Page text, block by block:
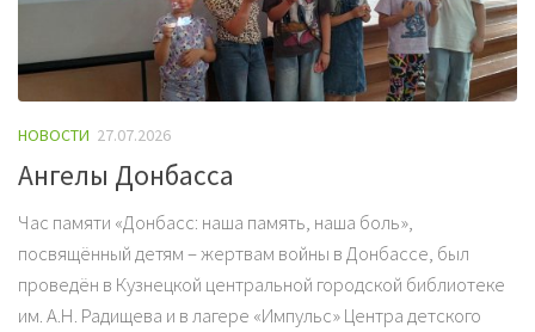
НОВОСТИ 27.07.2026
Ангелы Донбасса
Час памяти «Донбасс: наша память, наша боль»,
посвящённый детям – жертвам войны в Донбассе, был
проведён в Кузнецкой центральной городской библиотеке
им. А.Н. Радищева и в лагере «Импульс» Центра детского